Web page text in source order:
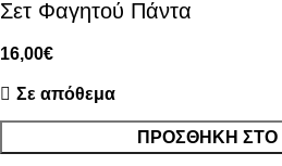
Σετ Φαγητού Πάντα
16,00€
Σε απόθεμα
ΠΡΟΣΘΉΚΗ ΣΤΟ